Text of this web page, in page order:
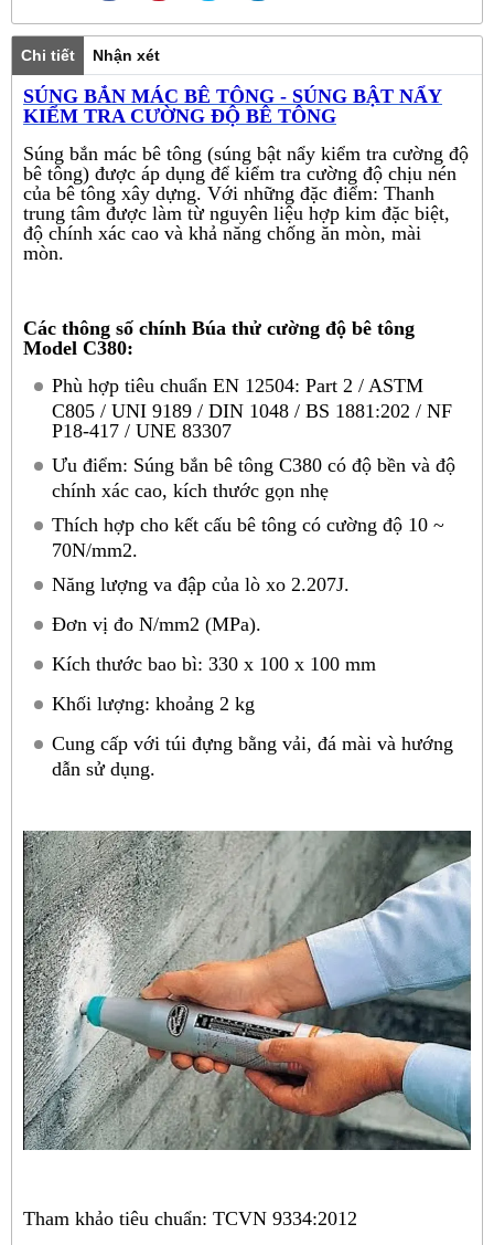
Chi tiết Nhận xét
SÚNG BẮN MÁC BÊ TÔNG - SÚNG BẬT NẨY
KIỂM TRA CƯỜNG ĐỘ BÊ TÔNG
Súng bắn mác bê tông (súng bật nẩy kiểm tra cường độ
bê tông) được áp dụng để kiểm tra cường độ chịu nén
của bê tông xây dựng. Với những đặc điểm: Thanh
trung tâm được làm từ nguyên liệu hợp kim đặc biệt,
độ chính xác cao và khả năng chống ăn mòn, mài
mòn.
Các thông số chính Búa thử cường độ bê tông
Model C380:
Phù hợp tiêu chuẩn EN 12504: Part 2 / ASTM
C805 / UNI 9189 / DIN 1048 / BS 1881:202 / NF
P18-417 / UNE 83307
Ưu điểm: Súng bắn bê tông C380 có độ bền và độ
chính xác cao, kích thước gọn nhẹ
Thích hợp cho kết cấu bê tông có cường độ 10 ~
70N/mm2.
Năng lượng va đập của lò xo 2.207J.
Đơn vị đo N/mm2 (MPa).
Kích thước bao bì: 330 x 100 x 100 mm
Khối lượng: khoảng 2 kg
Cung cấp với túi đựng bằng vải, đá mài và hướng
dẫn sử dụng.
Tham khảo tiêu chuẩn: TCVN 9334:2012